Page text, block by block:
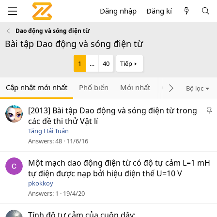
Đăng nhập Đăng kí
Dao động và sóng điện từ
Bài tập Dao động và sóng điện từ
1 … 40 Tiếp
Cập nhật mới nhất Phổ biến Mới nhất Chưa trả lời
Bộ lọc
D
[2013] Bài tập Dao động và sóng điện từ trong
các đề thi thử Vật lí
Tăng Hải Tuân
Answers 48 11/6/16
Một mạch dao động điện từ có độ tự cảm L=1 mH
tự điện được nạp bởi hiệu điện thế U=10 V
pkokkoy
Answers 1 19/4/20